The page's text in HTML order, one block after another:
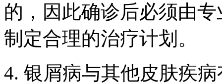
的，因此确诊后必须由
制定合理的治疗计划。
4. 银屑病与其他皮肤疾